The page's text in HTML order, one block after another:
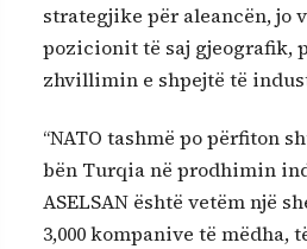
strategjike për aleancën, jo
pozicionit të saj gjeografik,
zhvillimin e shpejtë të
“NATO tashmë po përfiton
bën Turqia në prodhimin
ASELSAN është vetëm një
3,000 kompanive të mëdha,